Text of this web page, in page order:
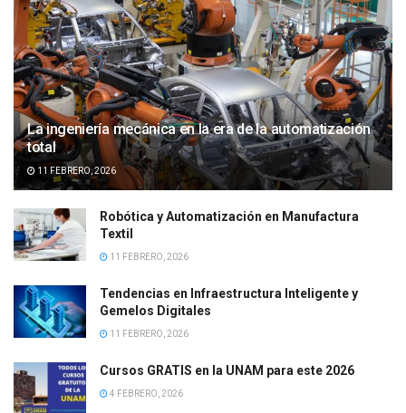
La ingeniería mecánica en la era de la automatización
total
11 FEBRERO, 2026
Robótica y Automatización en Manufactura
Textil
11 FEBRERO, 2026
Tendencias en Infraestructura Inteligente y
Gemelos Digitales
11 FEBRERO, 2026
Cursos GRATIS en la UNAM para este 2026
4 FEBRERO, 2026